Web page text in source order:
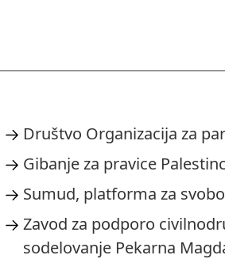
Društvo Organizacija za
Gibanje za pravice
Sumud, platforma za
Zavod za podporo
sodelovanje Pekarna